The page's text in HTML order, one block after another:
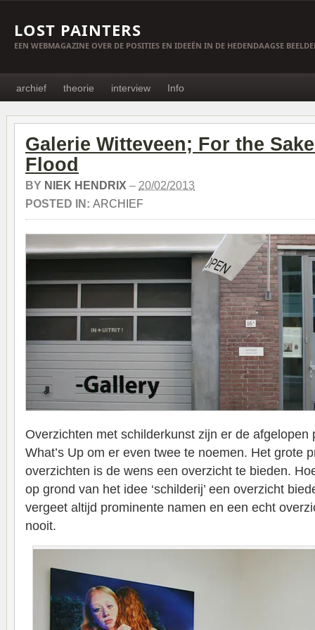
LOST PAINTERS
EEN WEBMAGAZINE OVER DE POSITIES EN IDEEËN IN DE HEDENDAAGSE
archief theorie interview Info
Galerie Witteveen; For the
Flood
BY NIEK HENDRIX – 20/02/2013
POSTED IN: ARCHIEF
Overzichten met schilderkunst zijn er de afgelopen
What’s Up om er even twee te noemen. Het grote
overzichten is de wens een overzicht te bieden.
op grond van het idee ‘schilderij’ een overzicht
vergeet altijd prominente namen en een echt
nooit.